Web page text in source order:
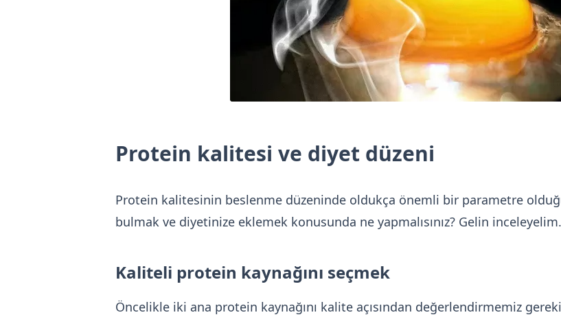
Protein kalitesi ve diyet düzeni
Protein kalitesinin beslenme düzeninde oldukça önemli bir parametre
bulmak ve diyetinize eklemek konusunda ne yapmalısınız? Gelin inceleyelim.
Kaliteli protein kaynağını seçmek
Öncelikle iki ana protein kaynağını kalite açısından değerlendirmemiz